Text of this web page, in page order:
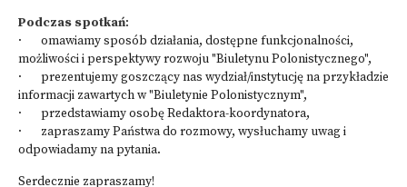
Podczas spotkań:
· omawiamy sposób działania, dostępne funkcjonalności,
możliwości i perspektywy rozwoju "Biuletynu Polonistycznego",
· prezentujemy goszczący nas wydział/instytucję na przykładzie
informacji zawartych w "Biuletynie Polonistycznym",
· przedstawiamy osobę Redaktora-koordynatora,
· zapraszamy Państwa do rozmowy, wysłuchamy uwag i
odpowiadamy na pytania.
Serdecznie zapraszamy!